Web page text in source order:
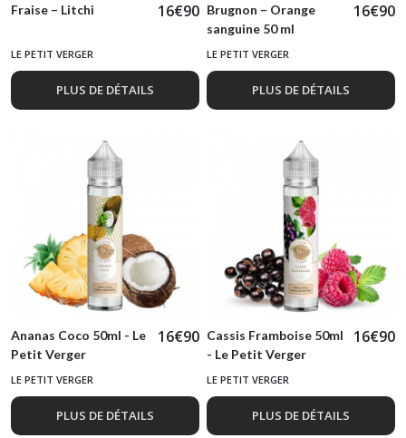
Fraise – Litchi 16€90
LE PETIT VERGER
PLUS DE DÉTAILS
Brugnon – Orange
sanguine 50 ml
16€90
LE PETIT VERGER
PLUS DE DÉTAILS
Ananas Coco 50ml - Le
Petit Verger
16€90
LE PETIT VERGER
PLUS DE DÉTAILS
Cassis Framboise 50ml
- Le Petit Verger
16€90
LE PETIT VERGER
PLUS DE DÉTAILS